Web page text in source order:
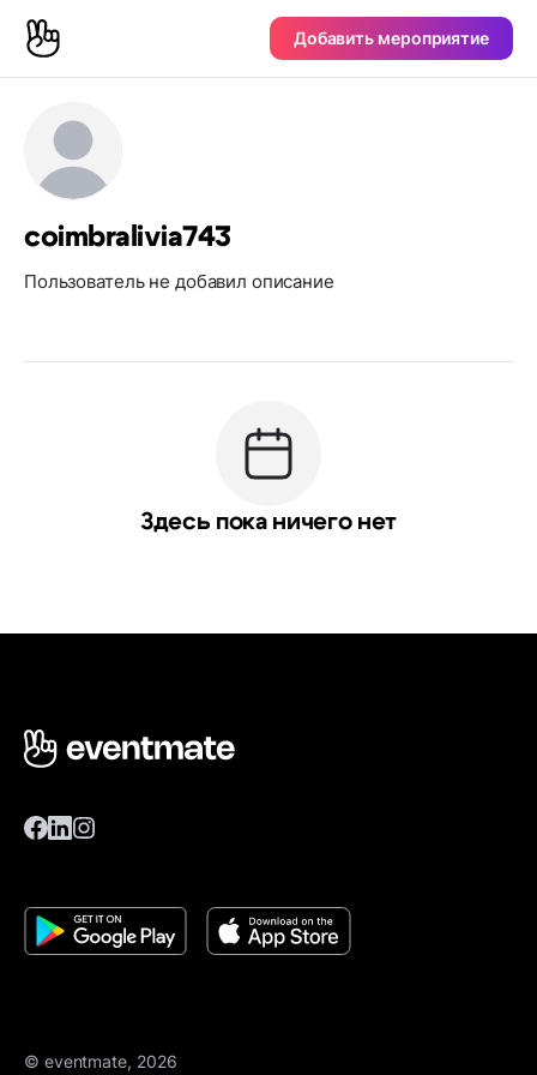
Добавить мероприятие
coimbralivia743
Пользователь не добавил описание
Здесь пока ничего нет
© eventmate, 2026